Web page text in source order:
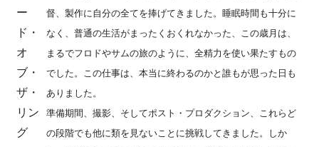
督、製作に自分の全てを捧げてきました。睡眠時間も十分に
なく、普通の生活がまったくおくれなかった、この歳月は、
まるでフロドやサムの旅のように、全精力を使い果たすもの
でした。この仕事は、本当に終わるのかと誰もが思った日も
ありました。
準備期間、撮影、そしてポスト・プロダクション、これらど
の段階でも他に類を見ないことに挑戦してきました。しか